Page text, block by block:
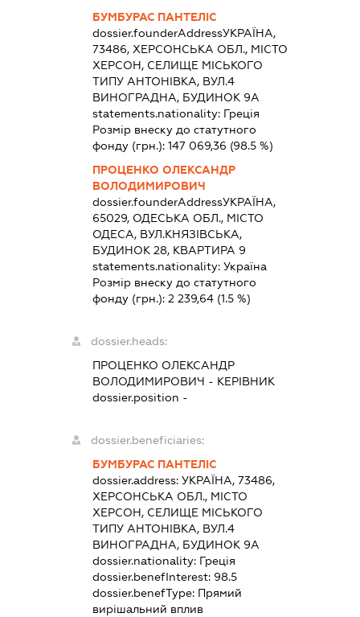
БУМБУРАС ПАНТЕЛІС
dossier.founderAddressУКРАЇНА,
73486, ХЕРСОНСЬКА ОБЛ., МІСТО
ХЕРСОН, СЕЛИЩЕ МІСЬКОГО
ТИПУ АНТОНІВКА, ВУЛ.4
ВИНОГРАДНА, БУДИНОК 9А
statements.nationality: Греція
Розмір внеску до статутного
фонду (грн.): 147 069,36 (98.5 %)
ПРОЦЕНКО ОЛЕКСАНДР
ВОЛОДИМИРОВИЧ
dossier.founderAddressУКРАЇНА,
65029, ОДЕСЬКА ОБЛ., МІСТО
ОДЕСА, ВУЛ.КНЯЗІВСЬКА,
БУДИНОК 28, КВАРТИРА 9
statements.nationality: Україна
Розмір внеску до статутного
фонду (грн.): 2 239,64(1.5 %)
dossier.heads:
ПРОЦЕНКО ОЛЕКСАНДР
ВОЛОДИМИРОВИЧ - КЕРІВНИК
dossier.position -
dossier.beneficiaries:
БУМБУРАС ПАНТЕЛІС
dossier.address: УКРАЇНА, 73486,
ХЕРСОНСЬКА ОБЛ., МІСТО
ХЕРСОН, СЕЛИЩЕ МІСЬКОГО
ТИПУ АНТОНІВКА, ВУЛ.4
ВИНОГРАДНА, БУДИНОК 9А
dossier.nationality: Греція
dossier.benefInterest: 98.5
dossier.benefType: Прямий
вирішальний вплив